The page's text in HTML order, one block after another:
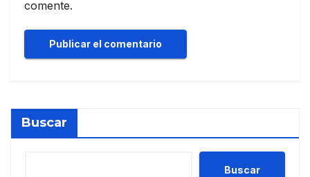
comente.
Buscar
Buscar